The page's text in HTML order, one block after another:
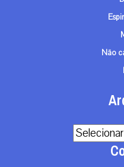
Não
Arquivos